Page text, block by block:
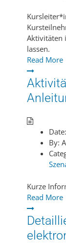
Aktivitäten
lassen.
Read More
Date:
By:
Kurze
Read More